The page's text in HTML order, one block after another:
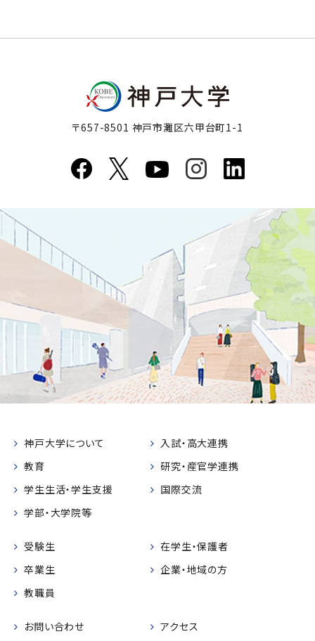
〒657-8501 神戸市灘区六甲台町1-1
神戸大学について
入試・高大連携
教育
研究・産官学連携
学生生活・学生支援
国際交流
学部・大学院等
受験生
在学生・保護者
卒業生
企業・地域の方
教職員
お問い合わせ アクセス